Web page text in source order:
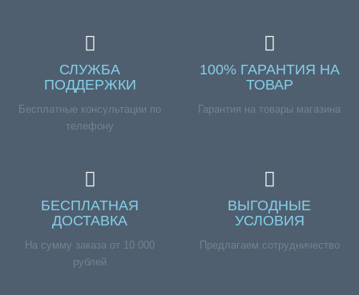
СЛУЖБА
ПОДДЕРЖКИ
Бесплатные консультации по
телефону
100% ГАРАНТИЯ НА
ТОВАР
Гарантия на товары магазина
БЕСПЛАТНАЯ
ДОСТАВКА
На сумму заказа от 10 000
рублей
ВЫГОДНЫЕ
УСЛОВИЯ
Предлагаем сотрудничество